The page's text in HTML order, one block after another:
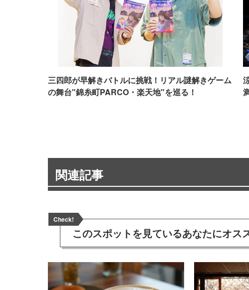
三四郎が早解きバトルに挑戦！リアル謎解きゲーム
の舞台"錦糸町PARCO・楽天地"を巡る！
関連記事
Check!
このスポットを見ているあなたにオス